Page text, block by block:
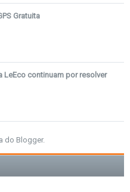
Gratuita
LeEco continuam por resolver
do Blogger.